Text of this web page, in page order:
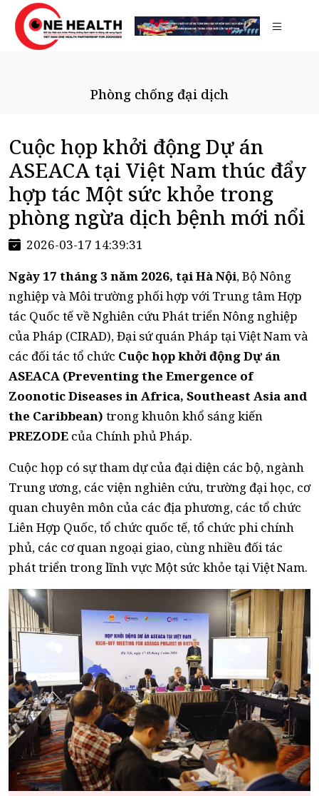
Phòng chống đại dịch
Cuộc họp khởi động Dự án
ASEACA tại Việt Nam thúc đẩy
hợp tác Một sức khỏe trong
phòng ngừa dịch bệnh mới nổi
2026-03-17 14:39:31
Ngày 17 tháng 3 năm 2026, tại Hà Nội, Bộ Nông
nghiệp và Môi trường phối hợp với Trung tâm Hợp
tác Quốc tế về Nghiên cứu Phát triển Nông nghiệp
của Pháp (CIRAD), Đại sứ quán Pháp tại Việt Nam và
các đối tác tổ chức Cuộc họp khởi động Dự án
ASEACA (Preventing the Emergence of
Zoonotic Diseases in Africa, Southeast Asia and
the Caribbean) trong khuôn khổ sáng kiến
PREZODE của Chính phủ Pháp.
Cuộc họp có sự tham dự của đại diện các bộ, ngành
Trung ương, các viện nghiên cứu, trường đại học, cơ
quan chuyên môn của các địa phương, các tổ chức
Liên Hợp Quốc, tổ chức quốc tế, tổ chức phi chính
phủ, các cơ quan ngoại giao, cùng nhiều đối tác
phát triển trong lĩnh vực Một sức khỏe tại Việt Nam.